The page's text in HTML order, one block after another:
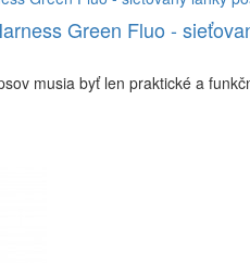
Green Fluo -
musia byť len praktické a